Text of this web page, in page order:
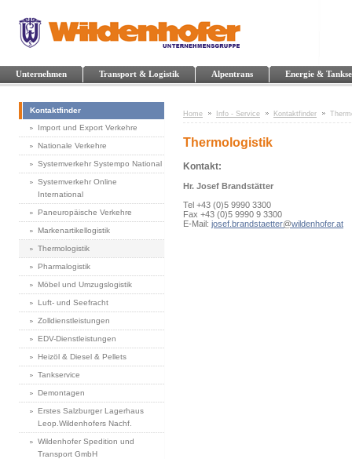
Unternehmen Transport & Logistik Alpentrans Energie &
Kontaktfinder
Import und Export Verkehre
Nationale Verkehre
Systemverkehr Systempo National
Systemverkehr Online
International
Paneuropäische Verkehre
Markenartikellogistik
Thermologistik
Pharmalogistik
Möbel und Umzugslogistik
Luft- und Seefracht
Zolldienstleistungen
EDV-Dienstleistungen
Heizöl & Diesel & Pellets
Tankservice
Demontagen
Erstes Salzburger Lagerhaus
Leop.Wildenhofers Nachf.
Wildenhofer Spedition und
Transport GmbH
Home Info - Service Kontaktfinder
Thermologistik
Kontakt:
Hr. Josef Brandstätter
Tel +43 (0)5 9990 3300
Fax +43 (0)5 9990 9 3300
E-Mail: josef.brandstaetter@wildenhofer.at